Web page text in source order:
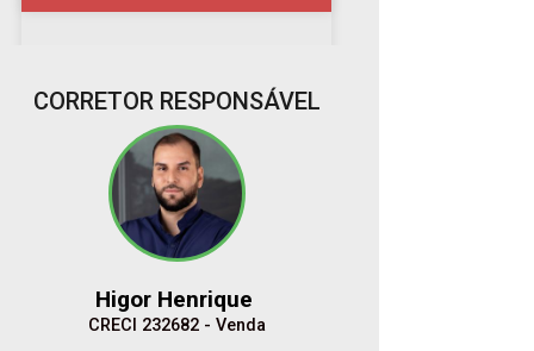
08
Aug/Sat
10
08:00
09:00
CORRETOR RESPONSÁVEL
Higor Henrique
CRECI 232682 - Venda